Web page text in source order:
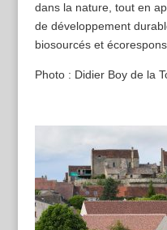
dans la nature, tout en
de développement
biosourcés et
Photo : Didier Boy de la